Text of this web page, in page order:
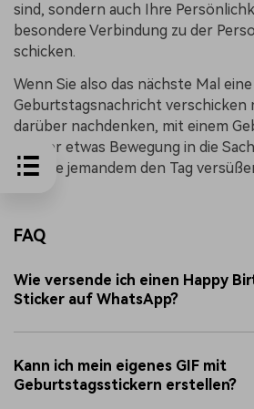
sind, sondern auch Ihre
besondere Verbindung zu der
schicken.
Wenn Sie also das nächste Mal eine
Geburtstagsnachricht verschicken
darüber nachdenken, mit einem
Sticker etwas Bewegung in die
könnte jemandem den Tag
FAQ
Wie versende ich einen Happy
Sticker auf WhatsApp?
Kann ich mein eigenes GIF mit
Geburtstagsstickern erstellen?